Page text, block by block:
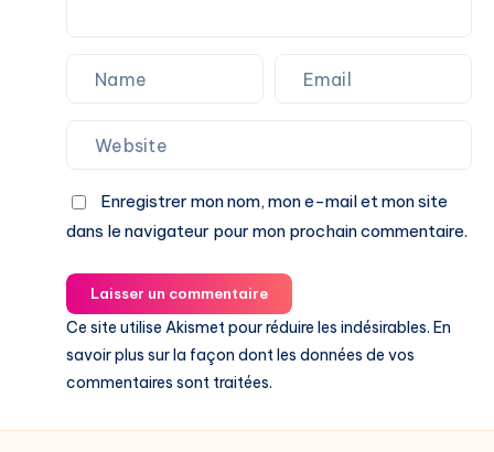
Enregistrer mon nom, mon e-mail et mon site
dans le navigateur pour mon prochain commentaire.
Laisser un commentaire
Ce site utilise Akismet pour réduire les indésirables. En
savoir plus sur la façon dont les données de vos
commentaires sont traitées.